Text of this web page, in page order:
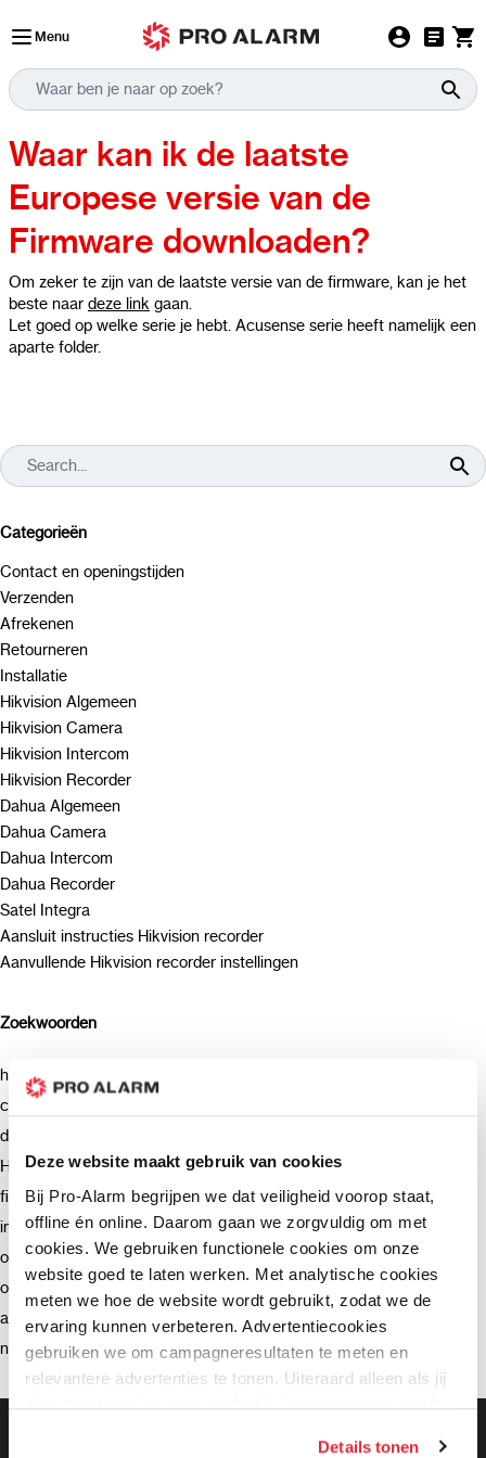
Deze website maakt gebruik van cookies
Bij Pro-Alarm begrijpen we dat veiligheid voorop staat,
offline én online. Daarom gaan we zorgvuldig om met
cookies. We gebruiken functionele cookies om onze
website goed te laten werken. Met analytische cookies
meten we hoe de website wordt gebruikt, zodat we de
ervaring kunnen verbeteren. Advertentiecookies
gebruiken we om campagneresultaten te meten en
relevantere advertenties te tonen. Uiteraard alleen als jij
daar toestemming voor geeft. Als je toestemming geeft,
Details tonen
Menu
Waar kan ik de laatste
Europese versie van de
Firmware downloaden?
Om zeker te zijn van de laatste versie van de firmware, kan je het
beste naar deze link gaan.
Let goed op welke serie je hebt. Acusense serie heeft namelijk een
aparte folder.
Categorieën
Contact en openingstijden
Verzenden
Afrekenen
Retourneren
Installatie
Hikvision Algemeen
Hikvision Camera
Hikvision Intercom
Hikvision Recorder
Dahua Algemeen
Dahua Camera
Dahua Intercom
Dahua Recorder
Satel Integra
Aansluit instructies Hikvision recorder
Aanvullende Hikvision recorder instellingen
Zoekwoorden
hikvision (8)
camera (7)
deurbel (4)
Hikvision (3)
firmware (3)
installatie (2)
ondersteuning (2)
opnemen (2)
advies (2)
netwerkrecorder (2)